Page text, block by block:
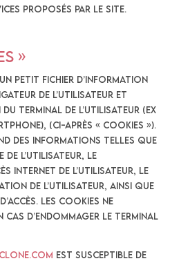
proposés par le site.
»
un petit fichier d’information
de l’Utilisateur et
du terminal de l’Utilisateur (ex
(ci-après « Cookies »).
des informations telles que
de l’Utilisateur, le
Internet de l’Utilisateur, le
de l’Utilisateur, ainsi que
Les Cookies ne
cas d’endommager le terminal
est susceptible de